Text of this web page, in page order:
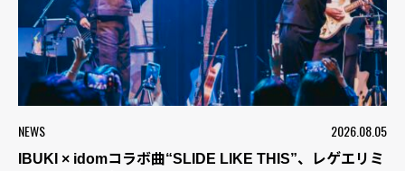
NEWS 2026.08.05
IBUKI × idomコラボ曲“SLIDE LIKE THIS”、レゲエリミ